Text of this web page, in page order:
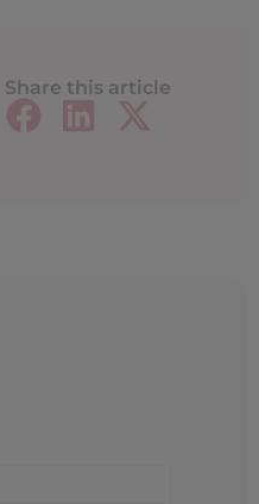
Share this article